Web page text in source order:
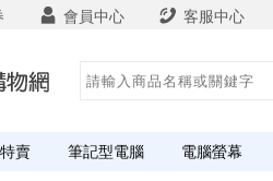
會員中心 客服中心
賣 筆記型電腦 電腦螢幕